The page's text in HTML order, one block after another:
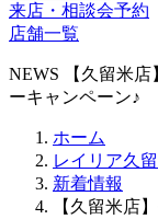
来店・相談会予約
店舗一覧
NEWS
【久留米
ーキャンペーン♪
ホーム
レイリア久
新着情報
【久留米店